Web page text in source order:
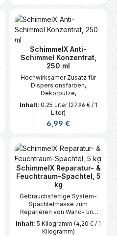
SchimmelX Anti-
Schimmel Konzentrat,
250 ml
Hochwirksamer Zusatz für
Dispersionsfarben,
Dekorputze,
Fertigspachtelmassen und
ähnliche wasserbasierte
Produkte.
Inhalt: 0.25 Liter(27,96 € / 1
Liter)
Regulärer Preis:
6,99 €
SchimmelX Reparatur- &
Feuchtraum-Spachtel, 5
kg
Gebrauchsfertige System-
Spachtelmasse zum
Reparieren von Wand- und
Deckenflächen.
Inhalt: 5 Kilogramm (4,20 € / 1
Kilogramm)